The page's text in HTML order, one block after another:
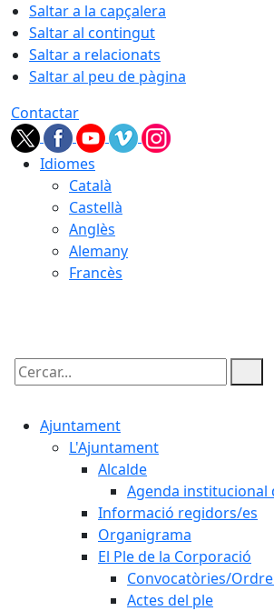
Saltar a la capçalera
Saltar al contingut
Saltar a relacionats
Saltar al peu de pàgina
Contactar
Idiomes
Català
Castellà
Anglès
Alemany
Francès
Cercar:
Ajuntament
L'Ajuntament
Alcalde
Agenda institucional
Informació regidors/es
Organigrama
El Ple de la Corporació
Convocatòries/
Actes del ple